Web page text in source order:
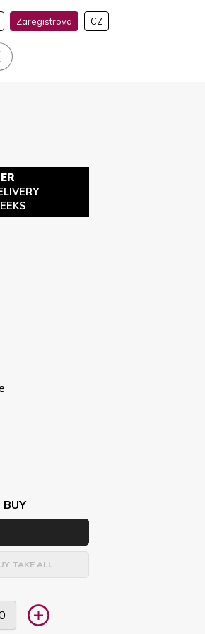
Zaregistrova CZ
BUY
TAKE ALL